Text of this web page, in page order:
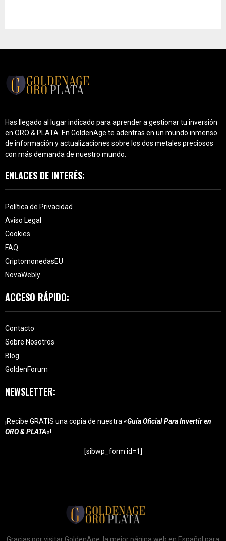
Has llegado al lugar indicado para aprender a gestionar tu inversión
en ORO & PLATA. En GoldenAge te adentras en un mundo inmenso
de información y actualizaciones sobre los dos metales preciosos
con más demanda de nuestro mundo.
ENLACES DE INTERÉS:
Política de Privacidad
Aviso Legal
Cookies
FAQ
CriptomonedasEU
NovaWebly
ACCESO RÁPIDO:
Contacto
Sobre Nosotros
Blog
GoldenForum
NEWSLETTER:
¡Recibe GRATIS una copia de nuestra «Guía Oficial Para Invertir en
ORO & PLATA«!
[sibwp_form id=1]